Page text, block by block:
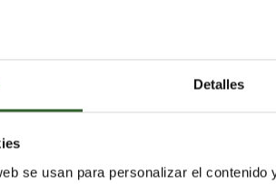
Detalles
se usan para personalizar el
y León ha emitido una sentencia
para locales en